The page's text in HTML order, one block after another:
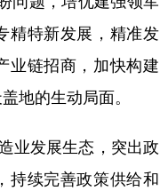
精特新发展，精准发
业链招商，加快构建
地的生动局面。
发展生态，突出政
持续完善政策供给和